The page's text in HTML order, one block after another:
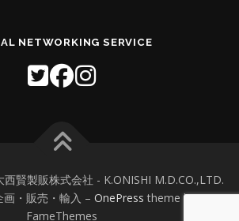
NETWORKING SERVICE
賢製販株式会社 - K.ONISHI M.D.CO.,LTD.
・販売・輸入 – OnePress theme by
FameThemes